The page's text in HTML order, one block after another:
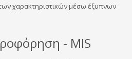
χαρακτηριστικών μέσω έξυπνων
- MIS